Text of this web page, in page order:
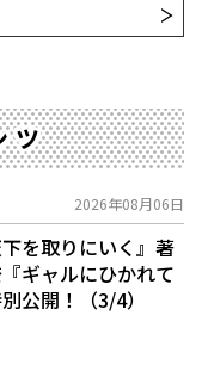
ツ
2026年08月06日
を取りにいく』著
ギャルにひかれて
公開！（3/4）